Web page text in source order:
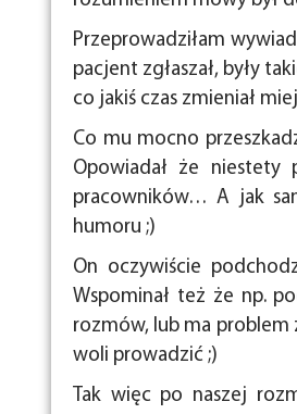
Przeprowadziłam
pacjent zgłaszał, były
co jakiś czas zmieniał
Co mu mocno
Opowiadał że niestety
pracowników… A jak
humoru ;)
On oczywiście
Wspominał też że np.
rozmów, lub ma problem
woli prowadzić ;)
Tak więc po naszej